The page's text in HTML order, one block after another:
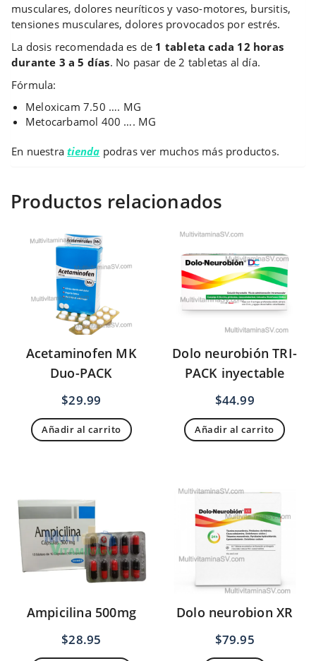
musculares, dolores neuríticos y vaso-motores, bursitis,
tensiones musculares, dolores provocados por estrés.
La dosis recomendada es de 1 tableta cada 12 horas
durante 3 a 5 días. No pasar de 2 tabletas al día.
Fórmula:
Meloxicam 7.50 …. MG
Metocarbamol 400 …. MG
En nuestra tienda podras ver muchos más productos.
Productos relacionados
Acetaminofen MK
Duo-PACK
$29.99
Añadir al carrito
Dolo neurobión TRI-
PACK inyectable
$44.99
Añadir al carrito
Ampicilina 500mg
$28.95
Dolo neurobion XR
$79.95